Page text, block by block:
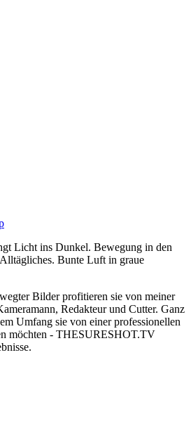
Licht ins Dunkel. Bewegung in den
Bunte Luft in graue
Bilder profitieren sie von meiner
Redakteur und Cutter. Ganz
Umfang sie von einer professionellen
möchten - THESURESHOT.TV